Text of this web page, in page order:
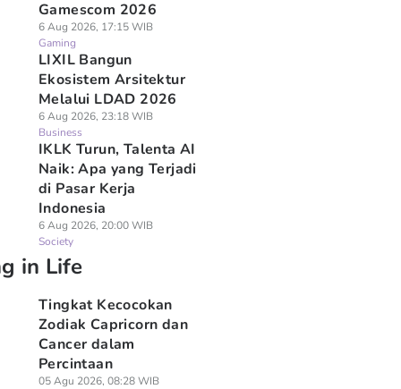
Gamescom 2026
6 Aug 2026, 17:15 WIB
Gaming
LIXIL Bangun
Ekosistem Arsitektur
Melalui LDAD 2026
6 Aug 2026, 23:18 WIB
Business
IKLK Turun, Talenta AI
Naik: Apa yang Terjadi
di Pasar Kerja
Indonesia
6 Aug 2026, 20:00 WIB
Society
in Life
Tingkat Kecocokan
Zodiak Capricorn dan
Cancer dalam
Percintaan
05 Agu 2026, 08:28 WIB